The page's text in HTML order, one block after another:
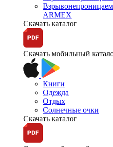
ARMEX
Скачать каталог
Скачать мобильный
Книги
Одежда
Отдых
Солнечные очки
Скачать каталог